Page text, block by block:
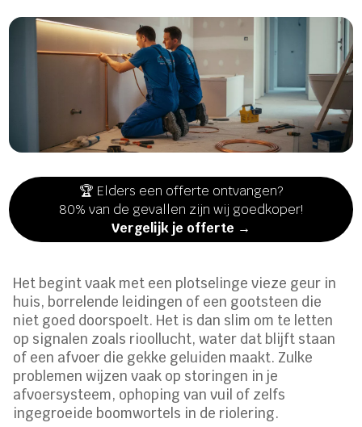
🏆 Elders een offerte ontvangen?
80% van de gevallen zijn wij goedkoper!
Vergelijk je offerte →
Het begint vaak met een plotselinge vieze geur in
huis, borrelende leidingen of een gootsteen die
niet goed doorspoelt. Het is dan slim om te letten
op signalen zoals rioollucht, water dat blijft staan
of een afvoer die gekke geluiden maakt. Zulke
problemen wijzen vaak op storingen in je
afvoersysteem, ophoping van vuil of zelfs
ingegroeide boomwortels in de riolering.